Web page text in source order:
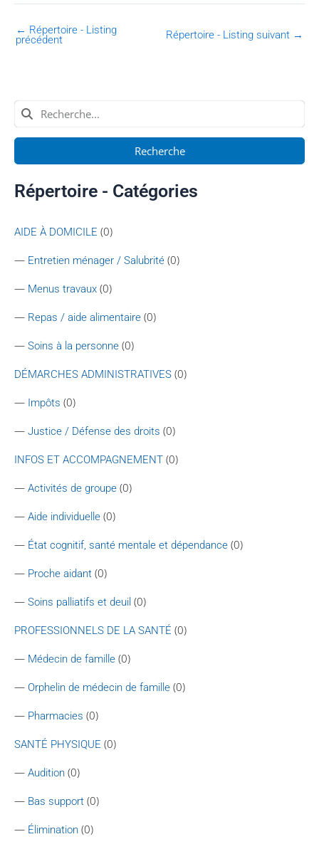
← Répertoire - Listing
précédent Répertoire - Listing suivant →
Recherche
Répertoire - Catégories
AIDE À DOMICILE (0)
— Entretien ménager / Salubrité (0)
— Menus travaux (0)
— Repas / aide alimentaire (0)
— Soins à la personne (0)
DÉMARCHES ADMINISTRATIVES (0)
— Impôts (0)
— Justice / Défense des droits (0)
INFOS ET ACCOMPAGNEMENT (0)
— Activités de groupe (0)
— Aide individuelle (0)
— État cognitif, santé mentale et dépendance (0)
— Proche aidant (0)
— Soins palliatifs et deuil (0)
PROFESSIONNELS DE LA SANTÉ (0)
— Médecin de famille (0)
— Orphelin de médecin de famille (0)
— Pharmacies (0)
SANTÉ PHYSIQUE (0)
— Audition (0)
— Bas support (0)
— Élimination (0)